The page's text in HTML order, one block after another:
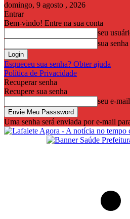
domingo, 9 agosto , 2026
Entrar
Bem-vindo! Entre na sua conta
seu
sua senha
Esqueceu sua senha? Obter ajuda
Política de Privacidade
Recuperar senha
Recupere sua senha
seu e-mail
Uma senha será enviada por e-mail